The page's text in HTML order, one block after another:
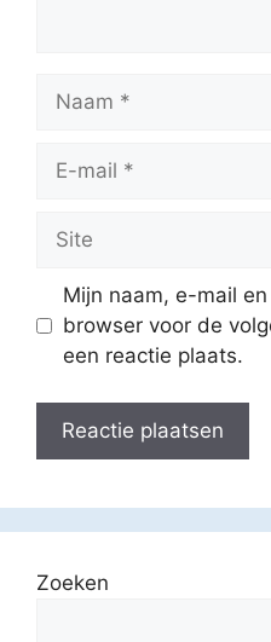
Naam
Site
Mijn naam, e-mail
browser voor de
een reactie plaats.
Zoeken